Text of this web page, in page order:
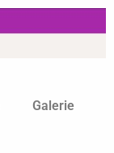
Galerie